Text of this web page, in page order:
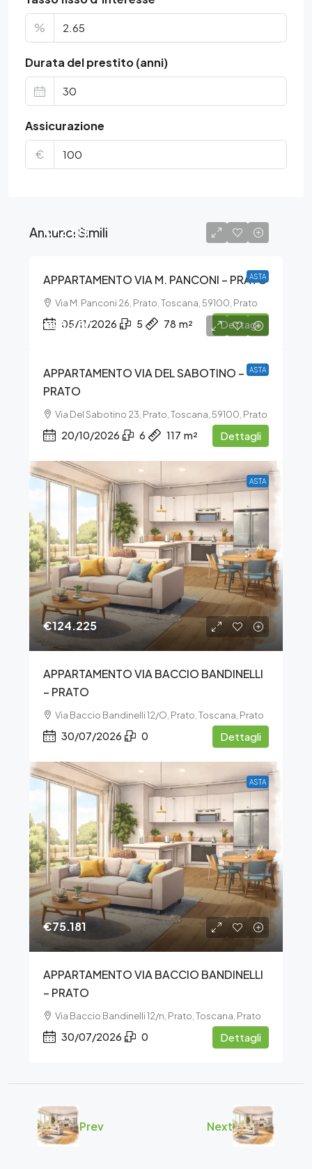
%
Durata del prestito (anni)
Assicurazione
€
Annunci Simili
ASTA
€72.813
APPARTAMENTO VIA M. PANCONI – PRATO
Via M. Panconi 26, Prato, Toscana, 59100, Prato
05/11/2026 5 78 m² Dettagli
ASTA
€98.250
APPARTAMENTO VIA DEL SABOTINO –
PRATO
Via Del Sabotino 23, Prato, Toscana, 59100, Prato
20/10/2026 6 117 m² Dettagli
ASTA
€124.225
APPARTAMENTO VIA BACCIO BANDINELLI
– PRATO
Via Baccio Bandinelli 12/O, Prato, Toscana, Prato
30/07/2026 0 Dettagli
ASTA
€75.181
APPARTAMENTO VIA BACCIO BANDINELLI
– PRATO
Via Baccio Bandinelli 12/n, Prato, Toscana, Prato
30/07/2026 0 Dettagli
Prev Next